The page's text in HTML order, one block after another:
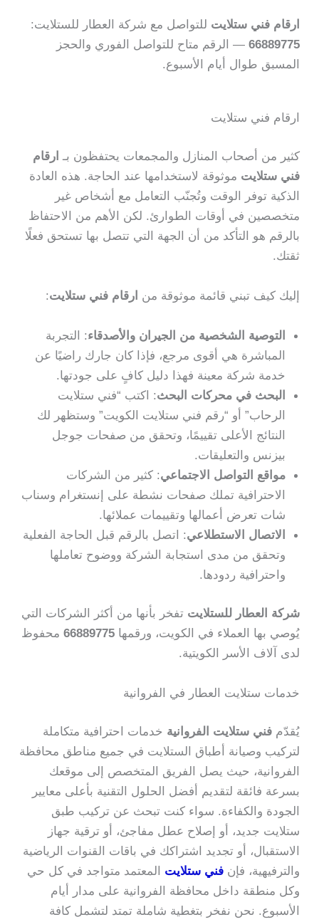
ارقام فني ستلايت للتواصل مع شركة العطار للستلايت:
66889775— الرقم متاح للتواصل الفوري والحجز
المسبق طوال أيام الأسبوع.
ارقام فني ستلايت
كثير من أصحاب المنازل والمجمعات يحتفظون بـ ارقام
فني ستلايت موثوقة لاستخدامها عند الحاجة. هذه العادة
الذكية توفر الوقت وتُجنّب التعامل مع أشخاص غير
متخصصين في أوقات الطوارئ. لكن الأهم من الاحتفاظ
بالرقم هو التأكد من أن الجهة التي تتصل بها تستحق فعلًا
ثقتك.
إليك كيف تبني قائمة موثوقة من ارقام فني ستلايت:
التوصية الشخصية من الجيران والأصدقاء: التجربة
المباشرة هي أقوى مرجع، فإذا كان جارك راضيًا عن
خدمة شركة معينة فهذا دليل كافٍ على جودتها.
البحث في محركات البحث: اكتب “فني ستلايت
الرحاب” أو “رقم فني ستلايت الكويت” وستظهر لك
النتائج الأعلى تقييمًا، وتحقق من صفحات جوجل
بيزنس والتعليقات.
مواقع التواصل الاجتماعي: كثير من الشركات
الاحترافية تملك صفحات نشطة على إنستغرام وسناب
شات تعرض أعمالها وتقييمات عملائها.
الاتصال الاستطلاعي: اتصل بالرقم قبل الحاجة الفعلية
وتحقق من مدى استجابة الشركة ووضوح تعاملها
واحترافية ردودها.
شركة العطار للستلايت تفخر بأنها من أكثر الشركات التي
يُوصي بها العملاء في الكويت، ورقمها 66889775محفوظ
لدى آلاف الأسر الكويتية.
خدمات ستلايت العطار في الفروانية
يُقدّم فني ستلايت الفروانية خدمات احترافية متكاملة
لتركيب وصيانة أطباق الستلايت في جميع مناطق محافظة
الفروانية، حيث يصل الفريق المتخصص إلى موقعك
بسرعة فائقة لتقديم أفضل الحلول التقنية بأعلى معايير
الجودة والكفاءة. سواء كنت تبحث عن تركيب طبق
ستلايت جديد، أو إصلاح عطل مفاجئ، أو ترقية جهاز
الاستقبال، أو تجديد اشتراكك في باقات القنوات الرياضية
والترفيهية، فإن فني ستلايت المعتمد متواجد في كل حي
وكل منطقة داخل محافظة الفروانية على مدار أيام
الأسبوع. نحن نفخر بتغطية شاملة تمتد لتشمل كافة